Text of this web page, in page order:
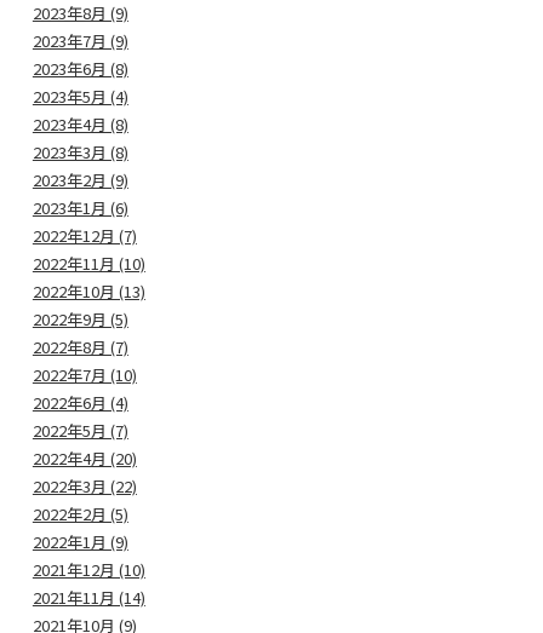
2023年8月 (9)
2023年7月 (9)
2023年6月 (8)
2023年5月 (4)
2023年4月 (8)
2023年3月 (8)
2023年2月 (9)
2023年1月 (6)
2022年12月 (7)
2022年11月 (10)
2022年10月 (13)
2022年9月 (5)
2022年8月 (7)
2022年7月 (10)
2022年6月 (4)
2022年5月 (7)
2022年4月 (20)
2022年3月 (22)
2022年2月 (5)
2022年1月 (9)
2021年12月 (10)
2021年11月 (14)
2021年10月 (9)